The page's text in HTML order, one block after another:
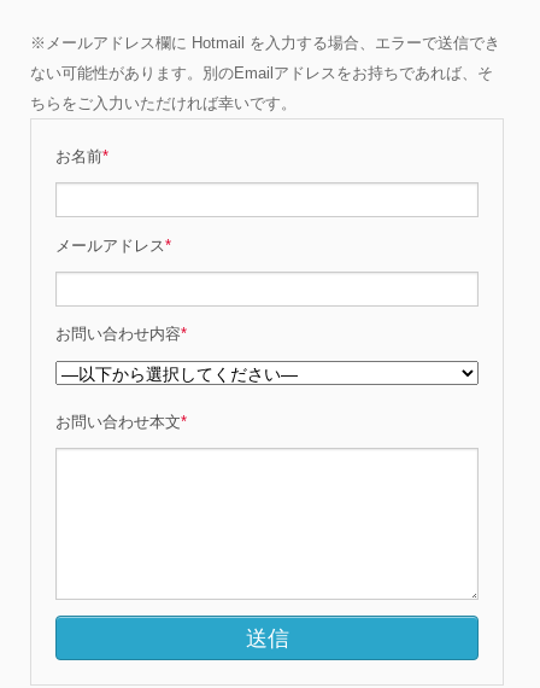
※メールアドレス欄に Hotmail を入力する場合、エラーで送信でき
ない可能性があります。別のEmailアドレスをお持ちであれば、そ
ちらをご入力いただければ幸いです。
お名前*
メールアドレス*
お問い合わせ内容*
お問い合わせ本文*